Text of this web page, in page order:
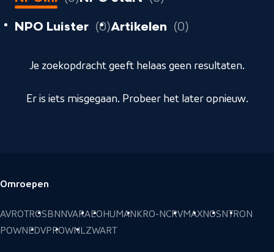
resultaten
geladen
NPO Luister
0 resultaten
Artikelen 0
Je zoekopdracht geeft helaas geen resultaten.
Er is iets misgegaan. Probeer het later opnieuw.
Voettekst
Omroepen
AVROTROS BNNVARAEO HUMAN KRO-NCRVMAXNOS NTRON
POWNEDVPROWNLZWART